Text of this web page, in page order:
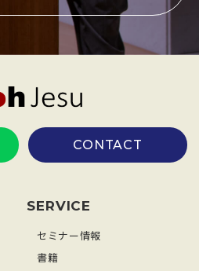
CONTACT
SERVICE
セミナー情報
書籍